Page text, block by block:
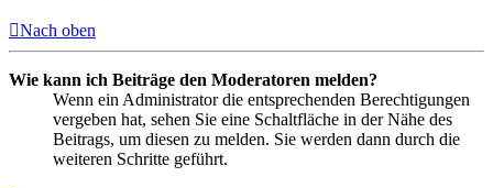
Nach oben
Wie kann ich Beiträge den Moderatoren melden?
Wenn ein Administrator die entsprechenden Berechtigungen
vergeben hat, sehen Sie eine Schaltfläche in der Nähe des
Beitrags, um diesen zu melden. Sie werden dann durch die
weiteren Schritte geführt.